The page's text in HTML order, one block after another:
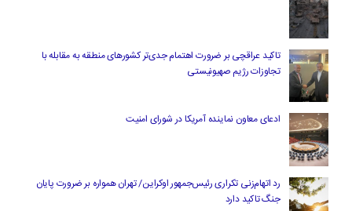
تاکید عراقچی بر ضرورت اهتمام جدی‌تر کشورهای منطقه به مقابله با
تجاوزات رژیم صهیونیستی
ادعای معاون نماینده آمریکا در شورای امنیت
رد اتهام‌زنی تکراری رئیس‌جمهور اوکراین/ تهران همواره بر ضرورت پایان
جنگ تاکید دارد